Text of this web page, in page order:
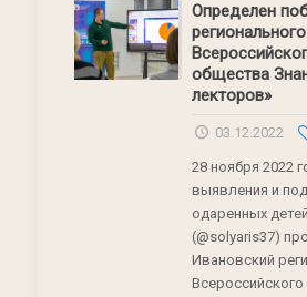
Определен
общества
лекторов»
03.12.2022
28 ноября 2022
выявления и
одаренных
(@solyaris37)
Ивановский
Всероссийского